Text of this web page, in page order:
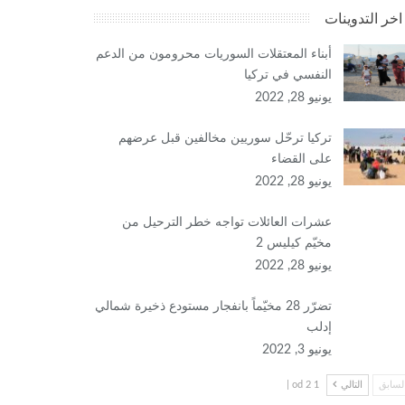
اخر التدوينات
أبناء المعتقلات السوريات محرومون من الدعم
النفسي في تركيا
يونيو 28, 2022
تركيا ترحّل سوريين مخالفين قبل عرضهم
على القضاء
يونيو 28, 2022
عشرات العائلات تواجه خطر الترحيل من
مخيّم كيليس 2
يونيو 28, 2022
تضرّر 28 مخيّماً بانفجار مستودع ذخيرة شمالي
إدلب
يونيو 3, 2022
التالي 1 od 2 |